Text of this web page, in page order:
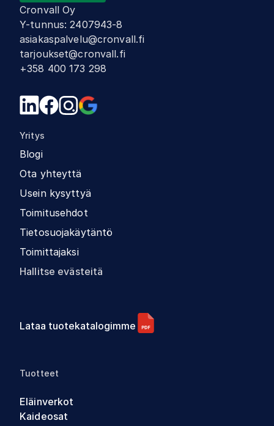
Cronvall Oy
Y-tunnus:2407943-8
asiakaspalvelu@cronvall.fi
tarjoukset@cronvall.fi
+358 400 173 298
Yritys
Blogi
Ota yhteyttä
Usein kysyttyä
Toimitusehdot
Tietosuojakäytäntö
Toimittajaksi
Hallitse evästeitä
Lataa tuotekatalogimme
Tuotteet
Eläinverkot
Kaideosat